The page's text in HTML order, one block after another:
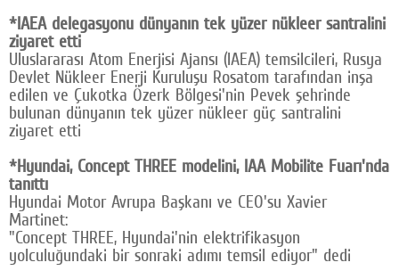
*IAEA delegasyonu dünyanın tek yüzer nükleer santralini
ziyaret etti
Uluslararası Atom Enerjisi Ajansı (IAEA) temsilcileri, Rusya
Devlet Nükleer Enerji Kuruluşu Rosatom tarafından inşa
edilen ve Çukotka Özerk Bölgesi'nin Pevek şehrinde
bulunan dünyanın tek yüzer nükleer güç santralini
ziyaret etti
*Hyundai, Concept THREE modelini, IAA Mobilite Fuarı'nda
tanıttı
Hyundai Motor Avrupa Başkanı ve CEO'su Xavier
Martinet:
"Concept THREE, Hyundai'nin elektrifikasyon
yolculuğundaki bir sonraki adımı temsil ediyor" dedi